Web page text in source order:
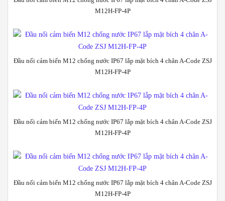
M12H-FP-4P
Đầu nối cảm biến M12 chống nước IP67 lắp mặt bích 4 chân A-Code ZSJ
M12H-FP-4P
Đầu nối cảm biến M12 chống nước IP67 lắp mặt bích 4 chân A-Code ZSJ
M12H-FP-4P
Đầu nối cảm biến M12 chống nước IP67 lắp mặt bích 4 chân A-Code ZSJ
M12H-FP-4P